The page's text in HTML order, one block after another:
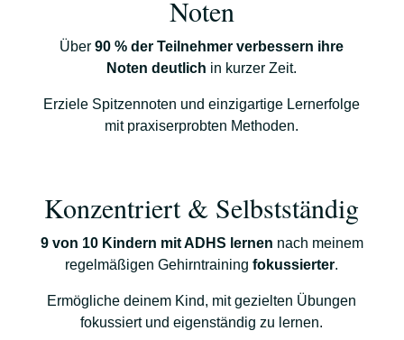
Noten
Über 90 % der Teilnehmer verbessern ihre
Noten deutlich in kurzer Zeit.
Erziele Spitzennoten und einzigartige Lernerfolge
mit praxiserprobten Methoden.
Konzentriert & Selbstständig
9 von 10 Kindern mit ADHS lernen nach meinem
regelmäßigen Gehirntraining fokussierter.
Ermögliche deinem Kind, mit gezielten Übungen
fokussiert und eigenständig zu lernen.